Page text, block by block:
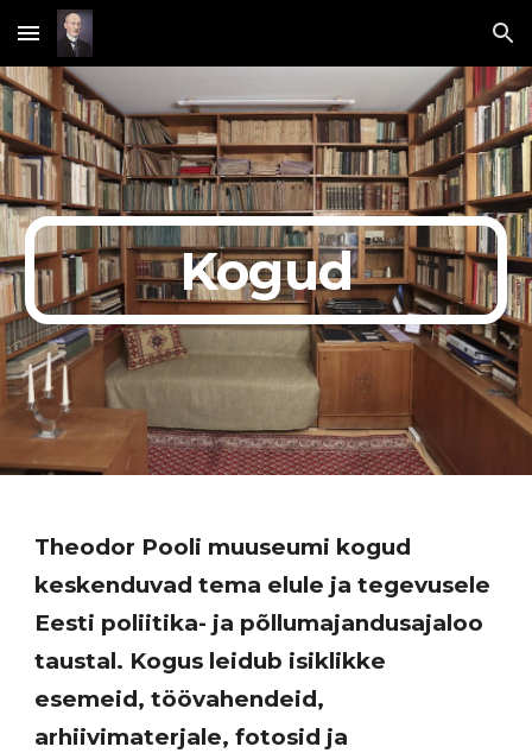
Skip to main content Skip to navigation
Kogud
Theodor Pooli muuseumi kogud
keskenduvad tema elule ja tegevusele
Eesti poliitika- ja põllumajandusajaloo
taustal. Kogus leidub isiklikke
esemeid, töövahendeid,
arhiivimaterjale, fotosid ja